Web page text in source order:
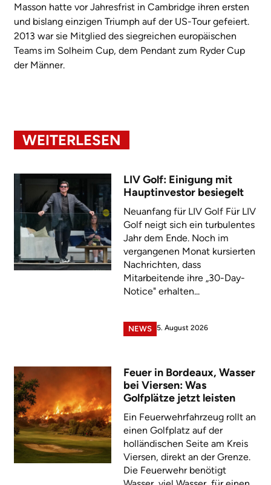
Masson hatte vor Jahresfrist in Cambridge ihren ersten
und bislang einzigen Triumph auf der US-Tour gefeiert.
2013 war sie Mitglied des siegreichen europäischen
Teams im Solheim Cup, dem Pendant zum Ryder Cup
der Männer.
WEITERLESEN
LIV Golf: Einigung mit
Hauptinvestor besiegelt
Neuanfang für LIV Golf Für LIV
Golf neigt sich ein turbulentes
Jahr dem Ende. Noch im
vergangenen Monat kursierten
Nachrichten, dass
Mitarbeitende ihre „30-Day-
Notice" erhalten...
NEWS 5. August 2026
Feuer in Bordeaux, Wasser
bei Viersen: Was
Golfplätze jetzt leisten
Ein Feuerwehrfahrzeug rollt an
einen Golfplatz auf der
holländischen Seite am Kreis
Viersen, direkt an der Grenze.
Die Feuerwehr benötigt